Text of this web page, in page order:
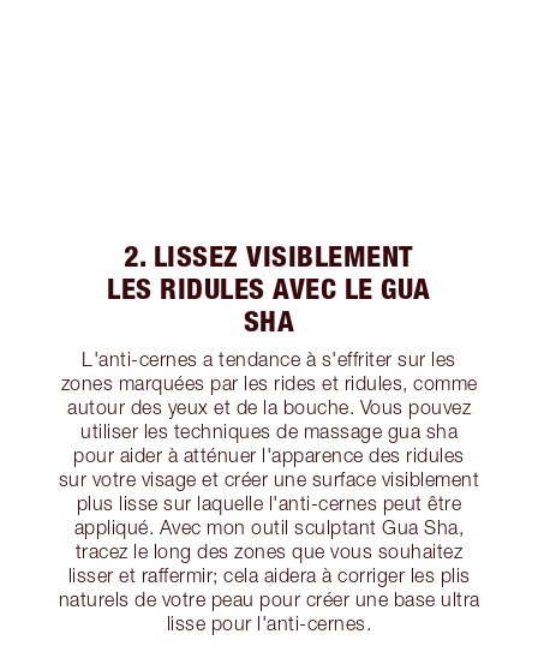
2. LISSEZ VISIBLEMENT
LES RIDULES AVEC LE GUA
SHA
L'anti-cernes a tendance à s'effriter sur les
zones marquées par les rides et ridules, comme
autour des yeux et de la bouche. Vous pouvez
utiliser les techniques de massage gua sha
pour aider à atténuer l'apparence des ridules
sur votre visage et créer une surface visiblement
plus lisse sur laquelle l'anti-cernes peut être
appliqué. Avec mon outil sculptant Gua Sha,
tracez le long des zones que vous souhaitez
lisser et raffermir; cela aidera à corriger les plis
naturels de votre peau pour créer une base ultra
lisse pour l'anti-cernes.